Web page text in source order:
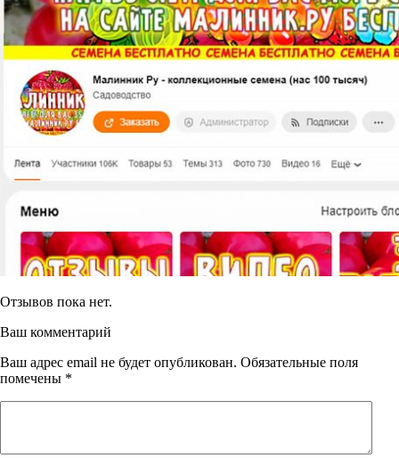
Отзывов пока нет.
Ваш комментарий
Ваш адрес email не будет опубликован. Обязательные поля
помечены *